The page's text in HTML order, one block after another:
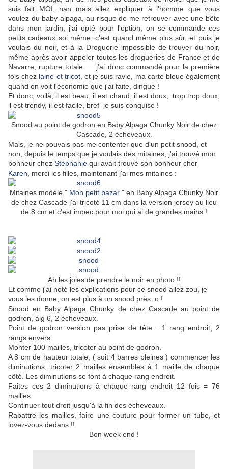
suis fait MOI, nan mais allez expliquer à l'homme que vous
voulez du baby alpaga, au risque de me retrouver avec une bête
dans mon jardin, j'ai opté pour l'option, on se commande ces
petits cadeaux soi même, c'est quand même plus sûr, et puis je
voulais du noir, et à la Droguerie impossible de trouver du noir,
même après avoir appeler toutes les drogueries de France et de
Navarre, rupture totale .... j'ai donc commandé pour la première
fois chez laine et tricot, et je suis ravie, ma carte bleue également
quand on voit l'économie que j'ai faite, dingue !
Et donc, voilà, il est beau, il est chaud, il est doux, trop trop doux,
il est trendy, il est facile, bref je suis conquise !
Snood au point de godron en Baby Alpaga Chunky Noir de chez
Cascade, 2 écheveaux.
Mais, je ne pouvais pas me contenter que d'un petit snood, et
non, depuis le temps que je voulais des mitaines, j'ai trouvé mon
bonheur chez Stéphanie qui avait trouvé son bonheur cher
Karen , merci les filles, maintenant j'ai mes mitaines :
Mitaines modèle " Mon petit bazar " en Baby Alpaga Chunky Noir
de chez Cascade j'ai tricoté 11 cm dans la version jersey au lieu
de 8 cm et c'est impec pour moi qui ai de grandes mains !
Ah les joies de prendre le noir en photo !!
Et comme j'ai noté les explications pour ce snood allez zou, je
vous les donne, on est plus à un snood près :o !
Snood en Baby Alpaga Chunky de chez Cascade au point de
godron, aig 6, 2 écheveaux.
Point de godron version pas prise de tête : 1 rang endroit, 2
rangs envers.
Monter 100 mailles, tricoter au point de godron.
A 8 cm de hauteur totale, ( soit 4 barres pleines ) commencer les
diminutions, tricoter 2 mailles ensembles à 1 maille de chaque
côté. Les diminutions se font à chaque rang endroit.
Faites ces 2 diminutions à chaque rang endroit 12 fois = 76
mailles.
Continuer tout droit jusqu'à la fin des écheveaux.
Rabattre les mailles, faire une couture pour former un tube, et
lovez-vous dedans !!
Bon week end !